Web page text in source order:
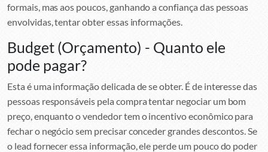
formais, mas aos poucos, ganhando a confiança das pessoas
envolvidas, tentar obter essas informações.
Budget (Orçamento) - Quanto ele
pode pagar?
Esta é uma informação delicada de se obter. É de interesse das
pessoas responsáveis pela compra tentar negociar um bom
preço, enquanto o vendedor tem o incentivo econômico para
fechar o negócio sem precisar conceder grandes descontos. Se
o lead fornecer essa informação, ele perde um pouco do poder